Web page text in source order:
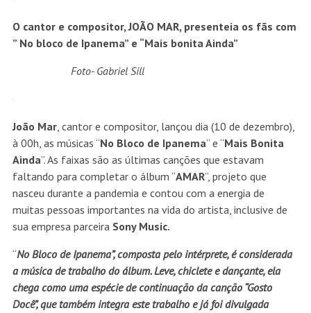
O cantor e compositor, JOÃO MAR, presenteia os fãs com
” No bloco de Ipanema” e “Mais bonita Ainda”
Foto- Gabriel Sill
João Mar, cantor e compositor, lançou dia (10 de dezembro),
à 00h, as músicas “No Bloco de Ipanema” e “Mais Bonita
Ainda”. As faixas são as últimas canções que estavam
faltando para completar o álbum “AMAR”, projeto que
nasceu durante a pandemia e contou com a energia de
muitas pessoas importantes na vida do artista, inclusive de
sua empresa parceira Sony Music.
“No Bloco de Ipanema”, composta pelo intérprete, é considerada
a música de trabalho do álbum. Leve, chiclete e dançante, ela
chega como uma espécie de continuação da canção “Gosto
Docê”, que também integra este trabalho e já foi divulgada